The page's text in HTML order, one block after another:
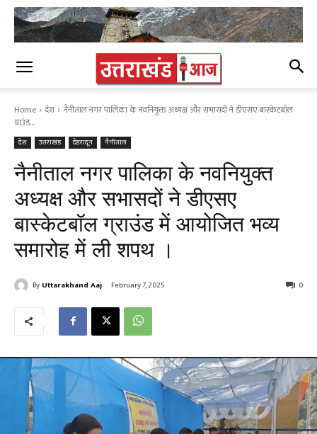
Home देश
नैनीताल नगर पालिका के नवनियुक्त अध्यक्ष और सभासदों ने डीएसए बास्केटबॉल
ग्राउंड...
देश उत्तराखंड देहरादून नैनीताल
नैनीताल नगर पालिका के नवनियुक्त
अध्यक्ष और सभासदों ने डीएसए
बास्केटबॉल ग्राउंड में आयोजित भव्य
समारोह में ली शपथ ।
By Uttarakhand Aaj February 7, 2025 0